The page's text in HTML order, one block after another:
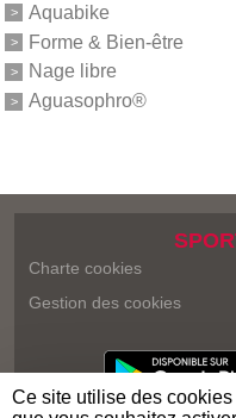
Aquabike
Forme & Bien-être
Nage libre
Aguasophro®
Charte cookies
Gestion des cookies
Ce site utilise des